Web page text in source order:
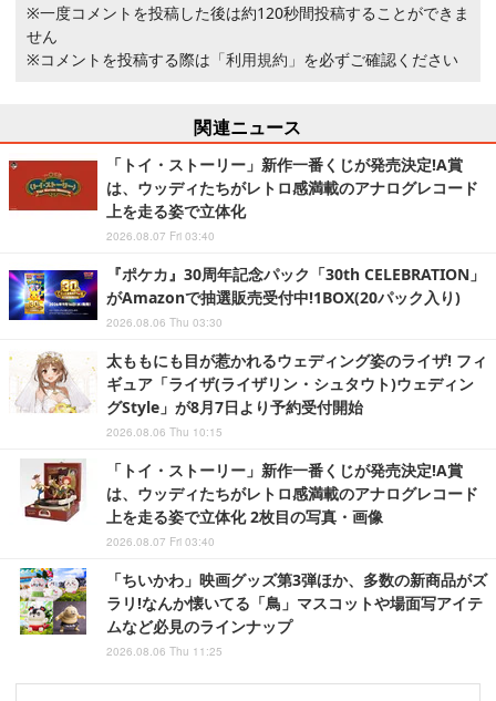
※一度コメントを投稿した後は約120秒間投稿することができま
せん
※コメントを投稿する際は 「利用規約」 を必ずご確認ください
関連ニュース
「トイ・ストーリー」新作一番くじが発売決定!A賞
は、ウッディたちがレトロ感満載のアナログレコード
上を走る姿で立体化
2026.08.07 Fri 03:40
『ポケカ』30周年記念パック「30th CELEBRATION」
がAmazonで抽選販売受付中!1BOX(20パック入り)
2026.08.06 Thu 03:30
太ももにも目が惹かれるウェディング姿のライザ! フィ
ギュア「ライザ(ライザリン・シュタウト)ウェディン
グStyle」が8月7日より予約受付開始
2026.08.06 Thu 10:15
「トイ・ストーリー」新作一番くじが発売決定!A賞
は、ウッディたちがレトロ感満載のアナログレコード
上を走る姿で立体化 2枚目の写真・画像
2026.08.07 Fri 03:40
「ちいかわ」映画グッズ第3弾ほか、多数の新商品がズ
ラリ!なんか懐いてる「鳥」マスコットや場面写アイテ
ムなど必見のラインナップ
2026.08.06 Thu 11:25